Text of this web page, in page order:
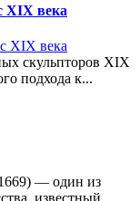
XIX века
скульпторов XIX
подхода к...
— один из